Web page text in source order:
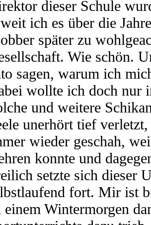
dieser Schule
ich es über die
später zu
Wie schön.
sagen, warum ich
wollte ich doch nur
und weitere
unerhört tief
wieder geschah,
konnte und
setzte sich dieser
fort. Mir ist
einem Wintermorgen